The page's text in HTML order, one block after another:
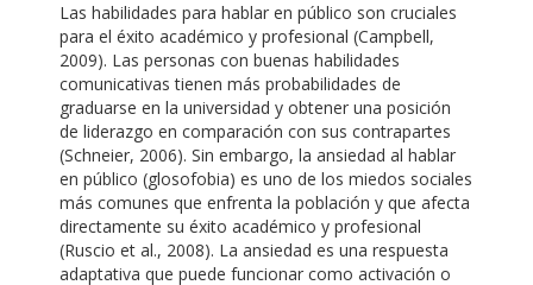
Las habilidades para hablar en público son cruciales
para el éxito académico y profesional (Campbell,
2009). Las personas con buenas habilidades
comunicativas tienen más probabilidades de
graduarse en la universidad y obtener una posición
de liderazgo en comparación con sus contrapartes
(Schneier, 2006). Sin embargo, la ansiedad al hablar
en público (glosofobia) es uno de los miedos sociales
más comunes que enfrenta la población y que afecta
directamente su éxito académico y profesional
(Ruscio et al., 2008). La ansiedad es una respuesta
adaptativa que puede funcionar como activación o